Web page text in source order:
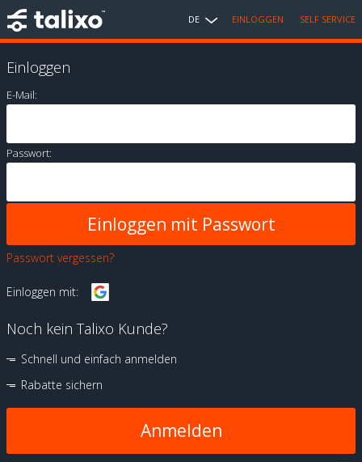
DE EINLOGGEN SELF SERVICE
Einloggen
E-Mail:
Passwort:
Passwort vergessen?
Einloggen mit:
Noch kein Talixo Kunde?
Schnell und einfach anmelden
Rabatte sichern
Anmelden